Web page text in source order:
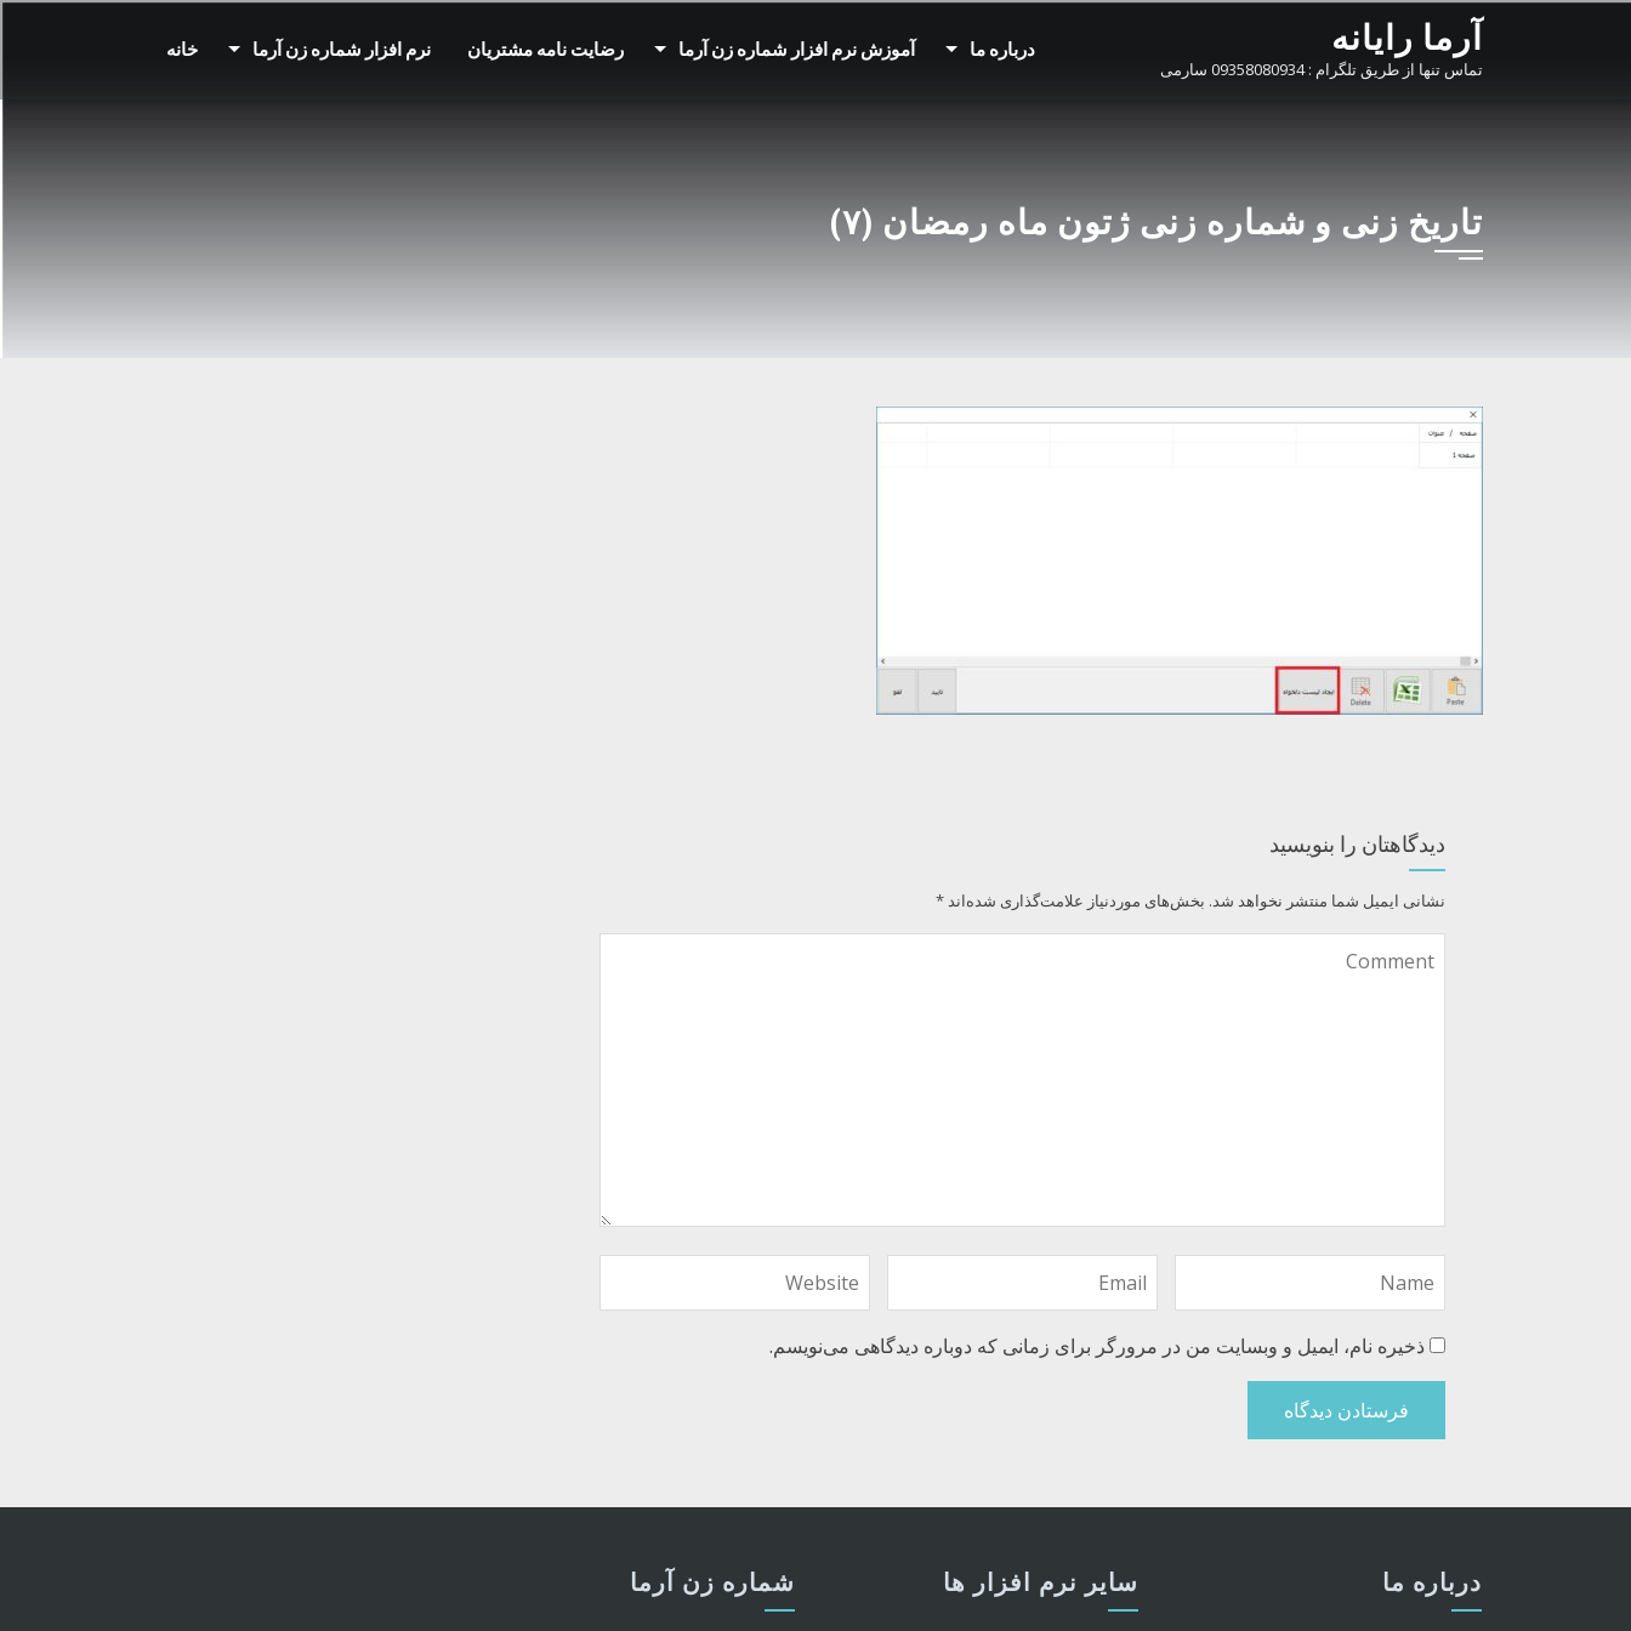
آرما رایانه
تماس تنها از طریق تلگرام : 09358080934 سارمی
درباره ما آموزش نرم افزار شماره زن آرما رضایت نامه مشتریان نرم افزار شماره زن آرما خانه
تاریخ زنی و شماره زنی ژتون ماه رمضان (۷)
دیدگاهتان را بنویسید
نشانی ایمیل شما منتشر نخواهد شد. بخش‌های موردنیاز علامت‌گذاری شده‌اند*
ذخیره نام، ایمیل و وبسایت من در مرورگر برای زمانی که دوباره دیدگاهی می‌نویسم.
درباره ما سایر نرم افزار ها شماره زن آرما